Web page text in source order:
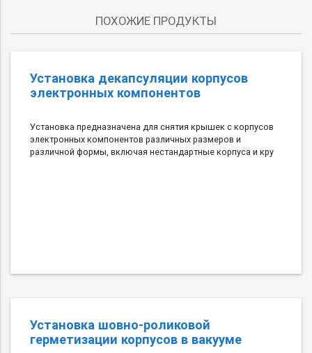
ПОХОЖИЕ ПРОДУКТЫ
Установка декапсуляции корпусов
электронных компонентов
Установка предназначена для снятия крышек с корпусов
электронных компонентов различных размеров и
различной формы, включая нестандартные корпуса и кру
Установка шовно-роликовой
герметизации корпусов в вакууме